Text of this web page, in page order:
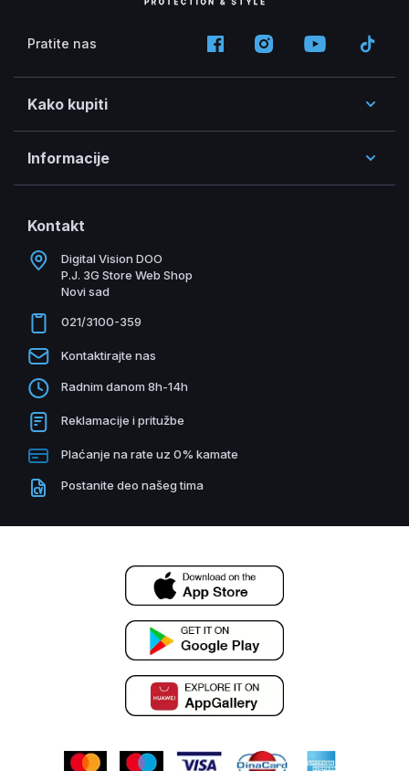
Pratite nas
Kako kupiti
Informacije
Kontakt
Digital Vision DOO
P.J. 3G Store Web Shop
Novi sad
021/3100-359
Kontaktirajte nas
Radnim danom 8h-14h
Reklamacije i pritužbe
Plaćanje na rate uz 0% kamate
Postanite deo našeg tima